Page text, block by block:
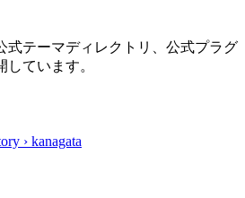
式テーマディレクトリ、公式プラグ
ています。
› kanagata